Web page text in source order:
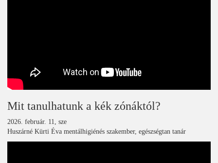
Mit tanulhatunk a kék zónáktól?
2026. február. 11, sze
Huszárné Kürti Éva mentálhigiénés szakember, egészségtan tanár